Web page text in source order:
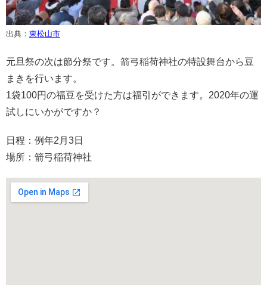
出典： 東松山市
元旦祭の次は節分祭です。箭弓稲荷神社の特設舞台から豆
まきを行います。
1袋100円の福豆を受けた方は福引ができます。2020年の運
試しにいかがですか？
日程：例年2月3日
場所：箭弓稲荷神社